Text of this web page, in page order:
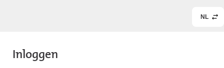
NL
Inloggen